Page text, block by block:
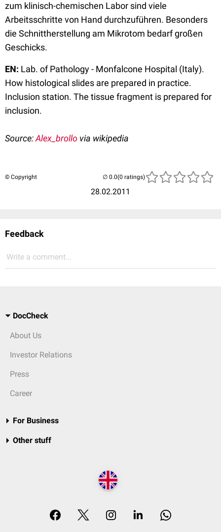
zum klinisch-chemischen Labor sind viele
Arbeitsschritte von Hand durchzuführen. Besonders
die Schnittherstellung am Mikrotom bedarf großen
Geschicks.
EN: Lab. of Pathology - Monfalcone Hospital (Italy).
How histological slides are prepared in practice.
Inclusion station. The tissue fragment is prepared for
inclusion.
Source:Alex_brollo via wikipedia
© Copyright
28.02.2011
(0 ratings)
Feedback
Write a comment...
DocCheck
About Us
Investor Relations
Press
Career
For Business
Other stuff